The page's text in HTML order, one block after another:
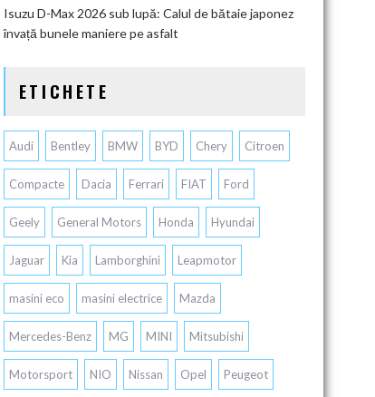
Isuzu D-Max 2026 sub lupă: Calul de bătaie japonez
învață bunele maniere pe asfalt
ETICHETE
Audi Bentley BMW BYD Chery Citroen
Compacte Dacia Ferrari FIAT Ford
Geely General Motors Honda Hyundai
Jaguar Kia Lamborghini Leapmotor
masini eco masini electrice Mazda
Mercedes-Benz MG MINI Mitsubishi
Motorsport NIO Nissan Opel Peugeot